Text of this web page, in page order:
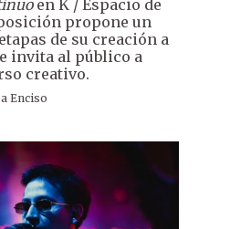
en K / Espacio de
propone un
de su creación a
invita al público a
creativo.
Enciso